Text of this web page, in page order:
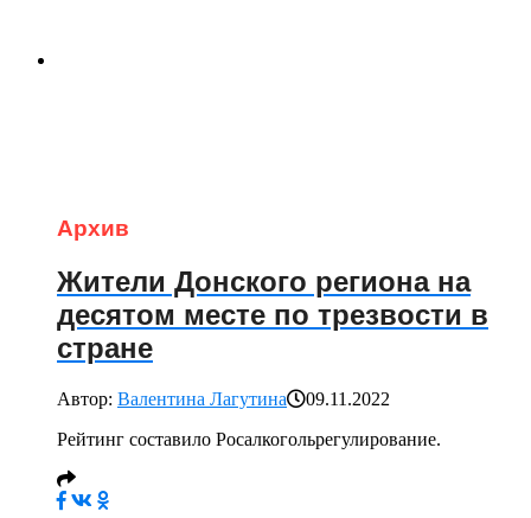
Архив
Жители Донского региона на
десятом месте по трезвости в
стране
Автор: Валентина Лагутина
09.11.2022
Рейтинг составило Росалкогольрегулирование.